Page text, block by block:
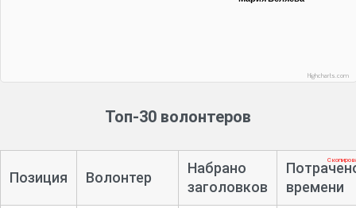
Highcharts.com
Топ-30 волонтеров
Позиция Волонтер
Набрано
заголовков
времени